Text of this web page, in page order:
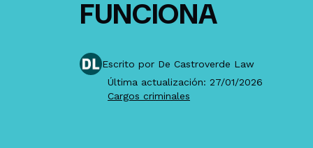
FUNCIONA
Escrito por De Castroverde Law
Última actualización: 27/01/2026
Cargos criminales